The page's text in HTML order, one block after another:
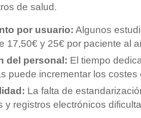
de salud.
por usuario: Algunos
17,50€ y 25€ por paciente al
del personal: El tiempo
puede incrementar los costes
La falta de
y registros electrónicos